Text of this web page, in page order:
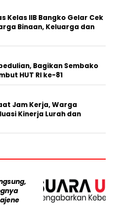
Kelas IIB Bangko Gelar Cek
Binaan, Keluarga dan
Bagikan Sembako
HUT RI ke-81
Jam Kerja, Warga
Kinerja Lurah dan